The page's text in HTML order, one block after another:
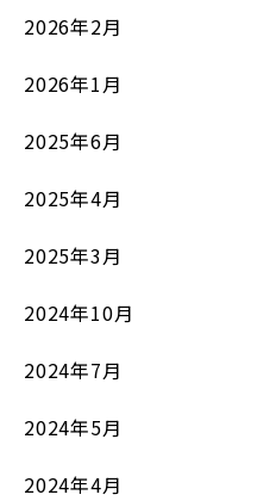
2026年2月
2026年1月
2025年6月
2025年4月
2025年3月
2024年10月
2024年7月
2024年5月
2024年4月